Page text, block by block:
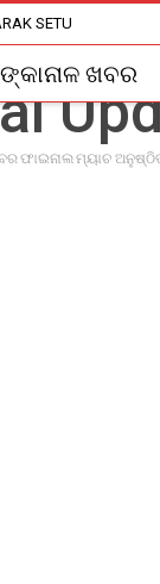
SETU
ଖବର
ଫାଇନାଲ ମ୍ୟାଚ ଅନୁଷ୍ଠିତ